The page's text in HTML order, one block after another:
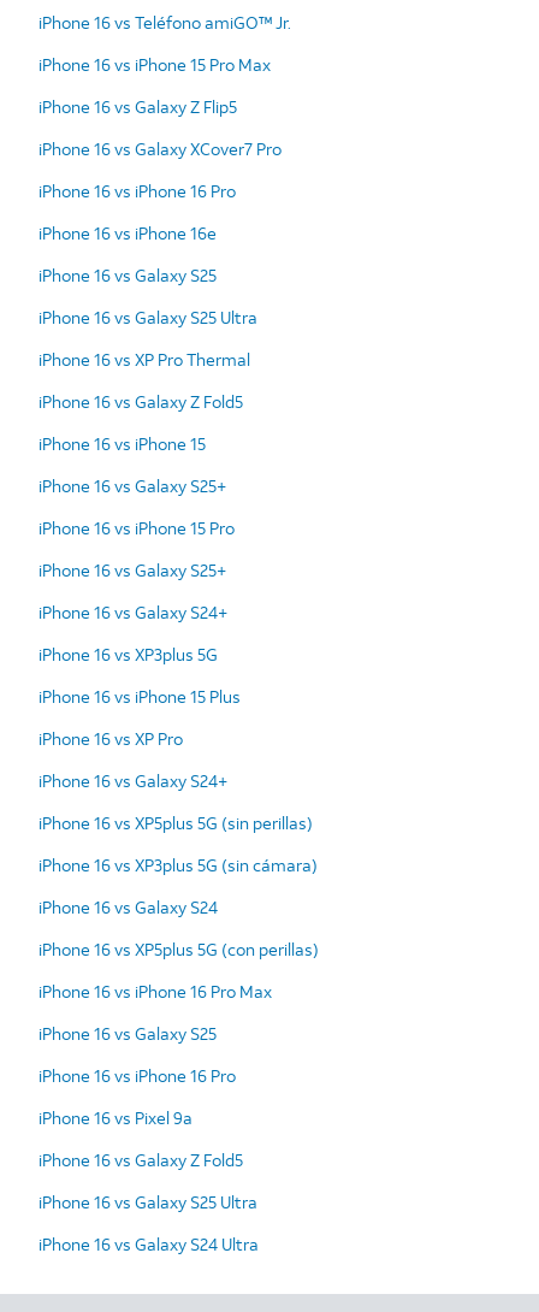
iPhone 16 vs Teléfono amiGO™ Jr.
iPhone 16 vs iPhone 15 Pro Max
iPhone 16 vs Galaxy Z Flip5
iPhone 16 vs Galaxy XCover7 Pro
iPhone 16 vs iPhone 16 Pro
iPhone 16 vs iPhone 16e
iPhone 16 vs Galaxy S25
iPhone 16 vs Galaxy S25 Ultra
iPhone 16 vs XP Pro Thermal
iPhone 16 vs Galaxy Z Fold5
iPhone 16 vs iPhone 15
iPhone 16 vs Galaxy S25+
iPhone 16 vs iPhone 15 Pro
iPhone 16 vs Galaxy S25+
iPhone 16 vs Galaxy S24+
iPhone 16 vs XP3plus 5G
iPhone 16 vs iPhone 15 Plus
iPhone 16 vs XP Pro
iPhone 16 vs Galaxy S24+
iPhone 16 vs XP5plus 5G (sin perillas)
iPhone 16 vs XP3plus 5G (sin cámara)
iPhone 16 vs Galaxy S24
iPhone 16 vs XP5plus 5G (con perillas)
iPhone 16 vs iPhone 16 Pro Max
iPhone 16 vs Galaxy S25
iPhone 16 vs iPhone 16 Pro
iPhone 16 vs Pixel 9a
iPhone 16 vs Galaxy Z Fold5
iPhone 16 vs Galaxy S25 Ultra
iPhone 16 vs Galaxy S24 Ultra